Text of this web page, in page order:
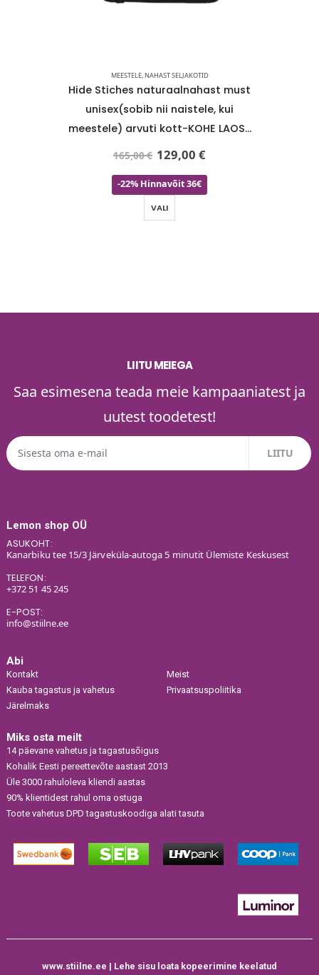
MEESTELE, NAHAST SELJAKOTID
Hide Stiches naturaalnahast must
unisex(sobib nii naistele, kui
meestele) arvuti kott-KOHE LAOS-
SUPER HIND
165,00€ 129,00€
-22% Hinnavõit 36€
VALI
LIITU MEIEGA
Saa esimesena teada meie kampaaniatest ja
uutest toodetest!
Lemon shop OÜ
ASUKOHT:
Kanarbiku tee 15/3 Järveküla-autoga 5 minutit Ülemiste Keskusest
TELEFON:
+372 51 45 245
E-POST:
info@stiilne.ee
Abi
Kontakt
Kauba tagastus ja vahetus
Järelmaks
Meist
Privaatsuspoliitika
Miks osta meilt
14 päevane vahetus ja tagastusõigus
Kohalik Eesti pereettevõte aastast 2013
Üle 3000 rahuloleva kliendi aastas
90% klientidest rahul oma ostuga
Toote vahetus DPD tagastuskoodiga alati tasuta
www.stiilne.ee | Lehe sisu loata kopeerimine keelatud